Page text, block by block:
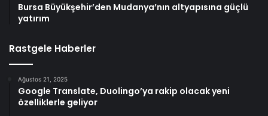
Bursa Büyükşehir’den Mudanya’nın altyapısına güçlü
yatırım
Rastgele Haberler
Ağustos 21, 2025
Google Translate, Duolingo’ya rakip olacak yeni
özelliklerle geliyor